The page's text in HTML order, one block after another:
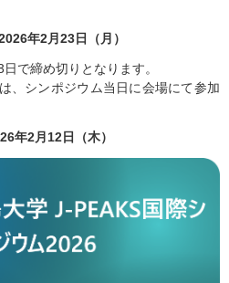
年2月23日（月）
で締め切りとなります。
、シンポジウム当日に会場にて参加
年2月12日（木）